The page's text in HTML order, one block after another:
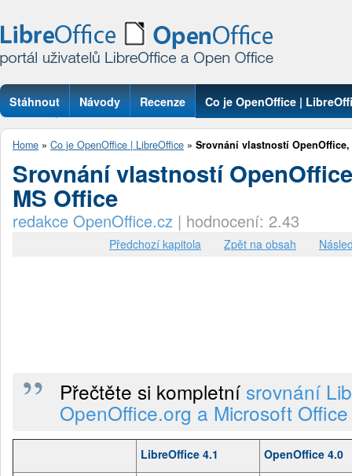
Stáhnout Návody Recenze Co je OpenOffice |
Otázky
Home » Co je OpenOffice | LibreOffice » Srovnání vlastností
Srovnání vlastností
MS Office
redakce OpenOffice.cz | hodnocení: 2.43
Předchozí kapitola Zpět na obsah
Přečtěte si kompletní srovnání
OpenOffice.org a Microsoft Office
LibreOffice 4.1 OpenOffice 4.0